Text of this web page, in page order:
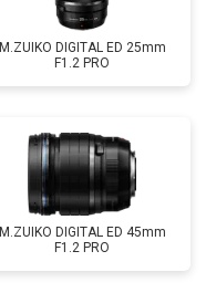
M.ZUIKO DIGITAL ED 25mm
F1.2 PRO
M.ZUIKO DIGITAL ED 45mm
F1.2 PRO